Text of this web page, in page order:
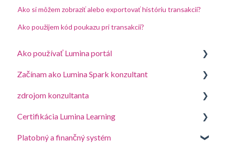
Ako si môžem zobraziť alebo exportovať históriu transakcií?
Ako použijem kód poukazu pri transakcii?
Ako používať Lumina portál
Odpovedzte na dotazník alebo dokončite úlohu
Prihláste sa do svojho účtu
Vaše portréty
Aktualizujte nastavenia účtu
Začínam ako Lumina Spark konzultant
Vytvorte projekt, pozvite účastníkov a získajte
zdrojom konzultanta
Príručky pre koučing a workshopy
Certifikácia Lumina Learning
Portál online vzdelávania (LLXP)
Platobný a finančný systém